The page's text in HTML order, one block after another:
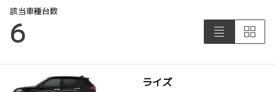
該当車種台数
6
ライズ